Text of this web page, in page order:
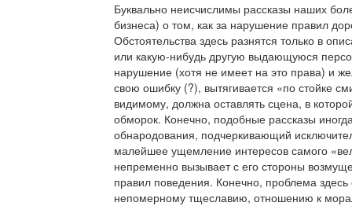
Буквально неисчислимы рассказы наших
бизнеса) о том, как за нарушение правил
Обстоятельства здесь разнятся только в
или какую-нибудь другую выдающуюся
нарушение (хотя не имеет на это права) и
свою ошибку (?), вытягивается «по стойке
видимому, должна оставлять сцена, в
обморок. Конечно, подобные рассказы
обнародования, подчеркивающий
малейшее ущемление интересов самого
непременно вызывает с его стороны
правил поведения. Конечно, проблема здесь
непомерному тщеславию, отношению к